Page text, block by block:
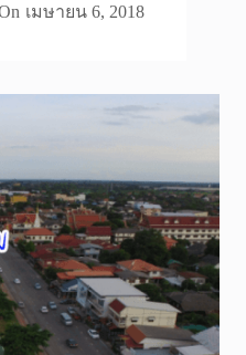
เมษายน 6, 2018